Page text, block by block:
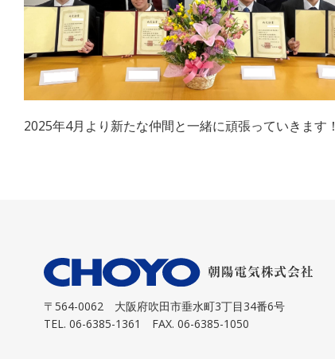
2025年4月より新たな仲間と一緒に頑張っていきます！
〒564-0062 大阪府吹田市垂水町3丁目34番6号
TEL. 06-6385-1361 FAX. 06-6385-1050